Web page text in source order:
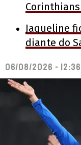
Jaqueline
diante do
06/08/2026 -